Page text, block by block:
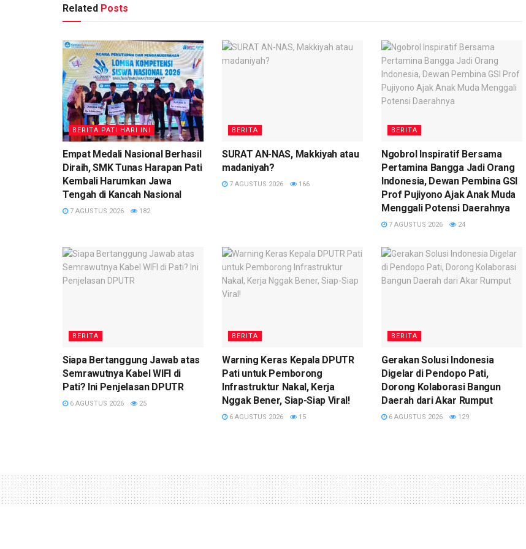
Related Posts
BERITA PATI HARI INI
Empat Medali Nasional Berhasil
Diraih, SMK Tunas Harapan Pati
Kembali Harumkan Jawa
Tengah di Kancah Nasional
7 AGUSTUS 2026 182
BERITA
SURAT AN-NAS, Makkiyah atau
madaniyah?
7 AGUSTUS 2026 166
BERITA
Ngobrol Inspiratif Bersama
Pertamina Bangga Jadi Orang
Indonesia, Dewan Pembina GSI
Prof Pujiyono Ajak Anak Muda
Menggali Potensi Daerahnya
7 AGUSTUS 2026 24
BERITA
Siapa Bertanggung Jawab atas
Semrawutnya Kabel WIFI di
Pati? Ini Penjelasan DPUTR
6 AGUSTUS 2026 25
BERITA
Warning Keras Kepala DPUTR
Pati untuk Pemborong
Infrastruktur Nakal, Kerja
Nggak Bener, Siap-Siap Viral!
6 AGUSTUS 2026 15
BERITA
Gerakan Solusi Indonesia
Digelar di Pendopo Pati,
Dorong Kolaborasi Bangun
Daerah dari Akar Rumput
6 AGUSTUS 2026 129